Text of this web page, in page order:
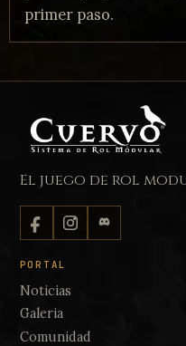
primer paso.
El juego de rol
PORTAL
Noticias
Galeria
Comunidad